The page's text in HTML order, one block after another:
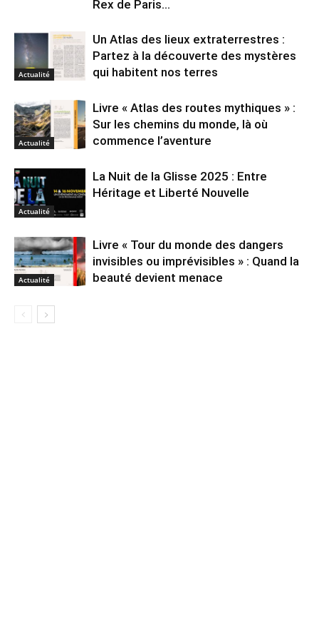
Rex de Paris...
Actualité
Un Atlas des lieux extraterrestres :
Partez à la découverte des mystères
qui habitent nos terres
Actualité
Livre « Atlas des routes mythiques » :
Sur les chemins du monde, là où
commence l’aventure
Actualité
La Nuit de la Glisse 2025 : Entre
Héritage et Liberté Nouvelle
Actualité
Livre « Tour du monde des dangers
invisibles ou imprévisibles » : Quand la
beauté devient menace